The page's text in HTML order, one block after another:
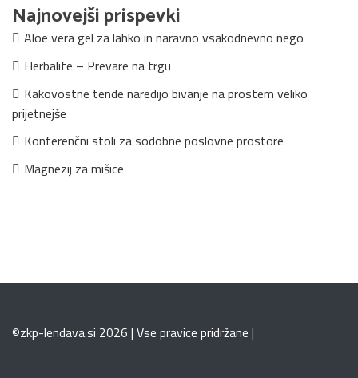
Najnovejši prispevki
Aloe vera gel za lahko in naravno vsakodnevno nego
Herbalife – Prevare na trgu
Kakovostne tende naredijo bivanje na prostem veliko
prijetnejše
Konferenčni stoli za sodobne poslovne prostore
Magnezij za mišice
©zkp-lendava.si 2026 | Vse pravice pridržane |